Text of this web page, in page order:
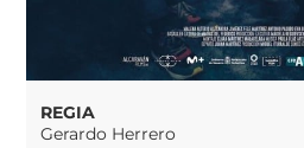
REGIA
Gerardo Herrero